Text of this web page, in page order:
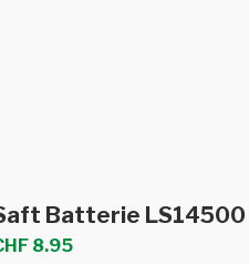
In den Warenkorb
Batterie LS14500
8.95